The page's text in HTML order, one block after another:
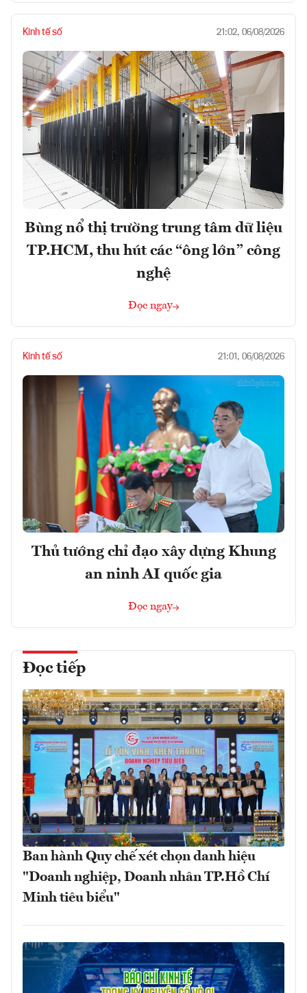
Kinh tế số 21:02, 06/08/2026
Bùng nổ thị trường trung tâm dữ liệu
TP.HCM, thu hút các “ông lớn” công
nghệ
Đọc ngay
Kinh tế số 21:01, 06/08/2026
Thủ tướng chỉ đạo xây dựng Khung
an ninh AI quốc gia
Đọc ngay
Đọc tiếp
Ban hành Quy chế xét chọn danh hiệu
"Doanh nghiệp, Doanh nhân TP.Hồ Chí
Minh tiêu biểu"